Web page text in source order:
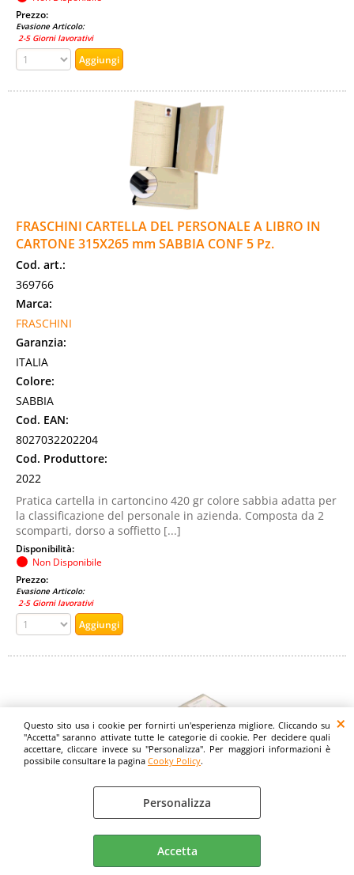
Questo sito usa i cookie per fornirti un'esperienza migliore. Cliccando su
"Accetta" saranno attivate tutte le categorie di cookie. Per decidere quali
accettare, cliccare invece su "Personalizza". Per maggiori informazioni è
possibile consultare la pagina Cooky Policy.
Personalizza
Accetta
Prezzo:
Evasione Articolo:
2-5 Giorni lavorativi
FRASCHINI CARTELLA DEL PERSONALE A LIBRO IN
CARTONE 315X265 mm SABBIA CONF 5 Pz.
Cod. art.:
369766
Marca:
FRASCHINI
Garanzia:
ITALIA
Colore:
SABBIA
Cod. EAN:
8027032202204
Cod. Produttore:
2022
Pratica cartella in cartoncino 420 gr colore sabbia adatta per
la classificazione del personale in azienda. Composta da 2
scomparti, dorso a soffietto [...]
Disponibilità:
Non Disponibile
Prezzo:
Evasione Articolo:
2-5 Giorni lavorativi
FRASCHINI CARTELLA POSTA IN PARTENZA 240 X340
mm DORSO SNODATO A V COPERTINA IN